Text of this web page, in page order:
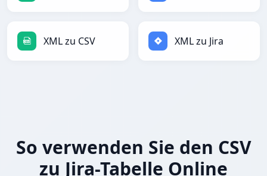
XML zu CSV XML zu Jira
So verwenden Sie den CSV
zu Jira-Tabelle Online